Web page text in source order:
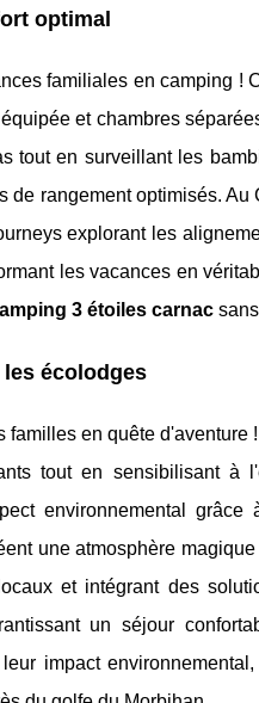
optimal
familiales en camping !
et chambres
tout en surveillant les
de rangement optimisés.
explorant les
les vacances en
3 étoiles carnac
écolodges
familles en quête d'aventure
tout en sensibilisant à
environnemental
une atmosphère
et intégrant des
un séjour
impact